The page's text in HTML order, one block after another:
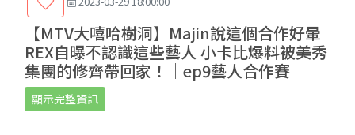
【MTV大嘻哈樹洞】Majin說這個合作好暈
REX自曝不認識這些藝人 小卡比爆料被美秀
集團的修齊帶回家！│ep9藝人合作賽
顯示完整資訊